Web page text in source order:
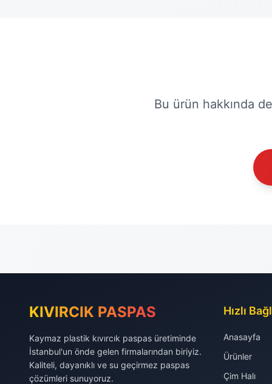
Bu ürün hakkında
KIVIRCIK PASPAS
Kaymaz plastik kıvırcık paspas üretiminde
İstanbul'un önde gelen firmalarından biriyiz.
Kaliteli, dayanıklı ve su geçirmez paspas
çözümleri sunuyoruz.
Hızlı
Anasayfa
Ürünler
Çim Halı